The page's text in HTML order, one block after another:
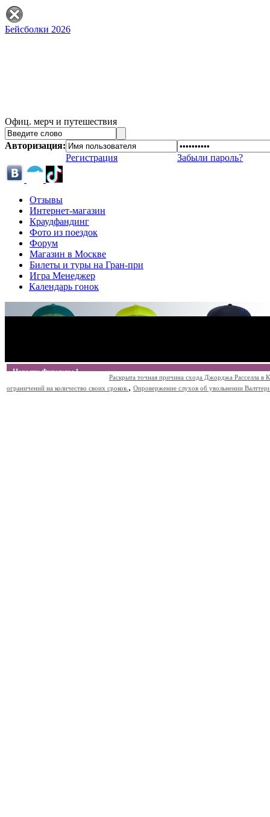
Бейсболки 2026
Офиц. мерч и путешествия
Авторизация:
Регистрация
Забыли пароль?
Отзывы
Интернет-магазин
Краудфандинг
Фото из поездок
Форум
Магазин в Москве
Билеты и туры на Гран-при
Игра Менеджер
Календарь гонок
Новости Формулы 1
Раскрыта точная причина схода Джорджа Расселла в
ограничений на количество своих сроков. , Опровержение слухов об увольнении